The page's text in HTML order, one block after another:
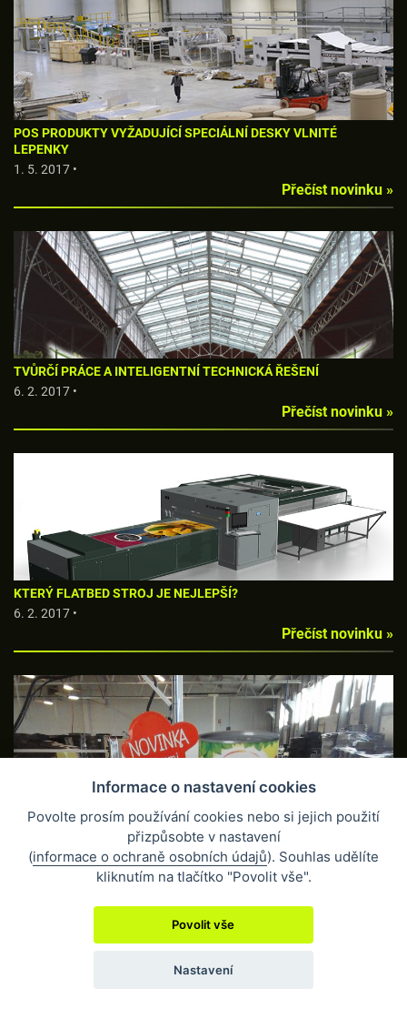
POS PRODUKTY VYŽADUJÍCÍ SPECIÁLNÍ DESKY VLNITÉ
LEPENKY
1. 5. 2017 •
Přečíst novinku »
TVŮRČÍ PRÁCE A INTELIGENTNÍ TECHNICKÁ ŘEŠENÍ
6. 2. 2017 •
Přečíst novinku »
KTERÝ FLATBED STROJ JE NEJLEPŠÍ?
6. 2. 2017 •
Přečíst novinku »
SNÍŽENÍ NÁKLADŮ PŘI BALENÍ
Přečíst novinku »
Informace o nastavení cookies
Povolte prosím používání cookies nebo si jejich použití
přizpůsobte v nastavení
(informace o ochraně osobních údajů). Souhlas udělíte
kliknutím na tlačítko "Povolit vše".
Povolit vše
Nastavení